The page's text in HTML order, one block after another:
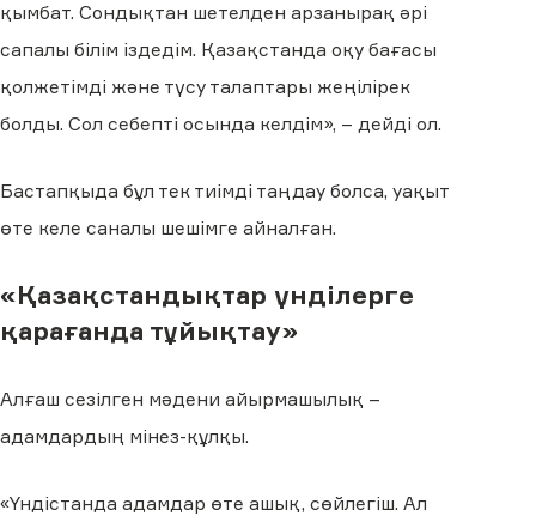
қымбат. Сондықтан шетелден арзанырақ әрі
сапалы білім іздедім. Қазақстанда оқу бағасы
қолжетімді және түсу талаптары жеңілірек
болды. Сол себепті осында келдім», – дейді ол.
Бастапқыда бұл тек тиімді таңдау болса, уақыт
өте келе саналы шешімге айналған.
«Қазақстандықтар үнділерге
қарағанда тұйықтау»
Алғаш сезілген мәдени айырмашылық –
адамдардың мінез-құлқы.
«Үндістанда адамдар өте ашық, сөйлегіш. Ал